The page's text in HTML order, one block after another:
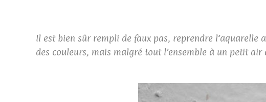
Il est bien sûr rempli de faux pas, reprendre l’aquarelle
des couleurs, mais malgré tout l’ensemble à un petit